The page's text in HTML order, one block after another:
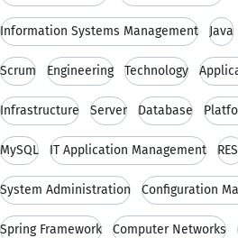
Information Systems Management Java
Scrum Engineering Technology
Infrastructure Server Database
MySQL IT Application Management
System Administration Configuration
Spring Framework Computer Networks